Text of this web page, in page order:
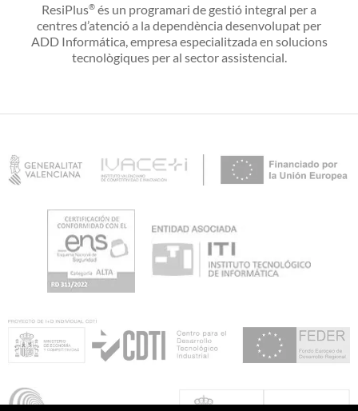
ResiPlus® és un programari de gestió integral per a
centres d’atenció a la dependència desenvolupat per
ADD Informática, empresa especialitzada en solucions
tecnològiques per al sector assistencial.